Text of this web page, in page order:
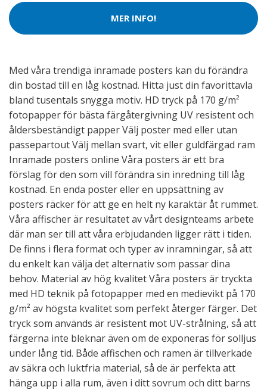
MER INFO!
Med våra trendiga inramade posters kan du förändra
din bostad till en låg kostnad. Hitta just din favorittavla
bland tusentals snygga motiv. HD tryck på 170 g/m²
fotopapper för bästa färgåtergivning UV resistent och
åldersbeständigt papper Välj poster med eller utan
passepartout Välj mellan svart, vit eller guldfärgad ram
Inramade posters online Våra posters är ett bra
förslag för den som vill förändra sin inredning till låg
kostnad. En enda poster eller en uppsättning av
posters räcker för att ge en helt ny karaktär åt rummet.
Våra affischer är resultatet av vårt designteams arbete
där man ser till att våra erbjudanden ligger rätt i tiden.
De finns i flera format och typer av inramningar, så att
du enkelt kan välja det alternativ som passar dina
behov. Material av hög kvalitet Våra posters är tryckta
med HD teknik på fotopapper med en medievikt på 170
g/m² av högsta kvalitet som perfekt återger färger. Det
tryck som används är resistent mot UV-strålning, så att
färgerna inte bleknar även om de exponeras för solljus
under lång tid. Både affischen och ramen är tillverkade
av säkra och luktfria material, så de är perfekta att
hänga upp i alla rum, även i ditt sovrum och ditt barns